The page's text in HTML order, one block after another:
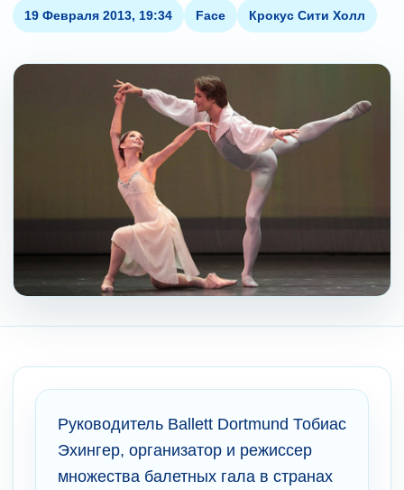
19 Февраля 2013, 19:34 Face Крокус Сити Холл
Руководитель Ballett Dortmund Тобиас
Эхингер, организатор и режиссер
множества балетных гала в странах